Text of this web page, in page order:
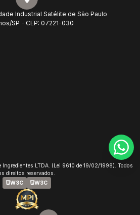
Industrial Satélite de São Paulo
SP - CEP: 07221-030
LTDA. (Lei 9610 de 19/02/1998). Todos
direitos reservados.
W3C
W3C